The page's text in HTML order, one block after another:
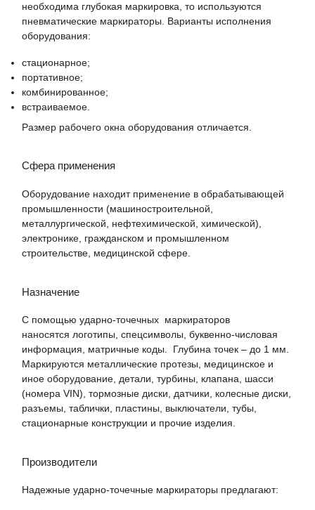
необходима глубокая маркировка, то используются
пневматические маркираторы. Варианты исполнения
оборудования:
стационарное;
портативное;
комбинированное;
встраиваемое.
Размер рабочего окна оборудования отличается.
Сфера применения
Оборудование находит применение в обрабатывающей
промышленности (машиностроительной,
металлургической, нефтехимической, химической),
электронике, гражданском и промышленном
строительстве, медицинской сфере.
Назначение
С помощью ударно-точечных маркираторов
наносятся логотипы, спецсимволы, буквенно-числовая
информация, матричные коды. Глубина точек – до 1 мм.
Маркируются металлические протезы, медицинское и
иное оборудование, детали, турбины, клапана, шасси
(номера VIN), тормозные диски, датчики, колесные диски,
разъемы, таблички, пластины, выключатели, тубы,
стационарные конструкции и прочие изделия.
Производители
Надежные ударно-точечные маркираторы предлагают: